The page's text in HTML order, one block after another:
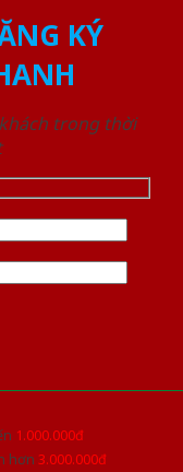
KÝ
trong thời
1.000.000đ
hơn 3.000.000đ